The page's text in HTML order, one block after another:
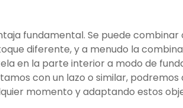
fundamental. Se puede combinar
diferente, y a menudo la
en la parte interior a modo de
con un lazo o similar, podremos
momento y adaptando estos